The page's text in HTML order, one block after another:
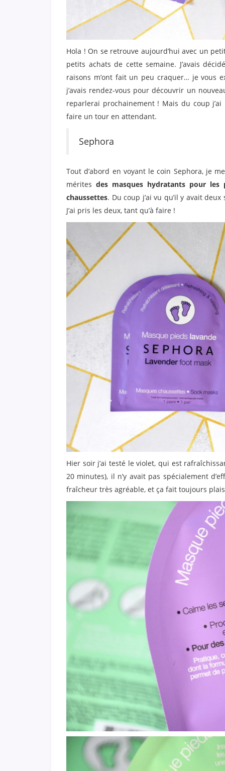
Hola ! On se retrouve aujourd’hui avec un
petits achats de cette semaine. J’avais
raisons m’ont fait un peu craquer… je vous
j’avais rendez-vous pour découvrir un
reparlerai prochainement ! Mais du coup
faire un tour en attendant.
Sephora
Tout d’abord en voyant le coin Sephora, je
mérites des masques hydratants pour
chaussettes. Du coup j’ai vu qu’il y avait
J’ai pris les deux, tant qu’à faire !
Hier soir j’ai testé le violet, qui est
20 minutes), il n’y avait pas spécialement
fraîcheur très agréable, et ça fait toujours